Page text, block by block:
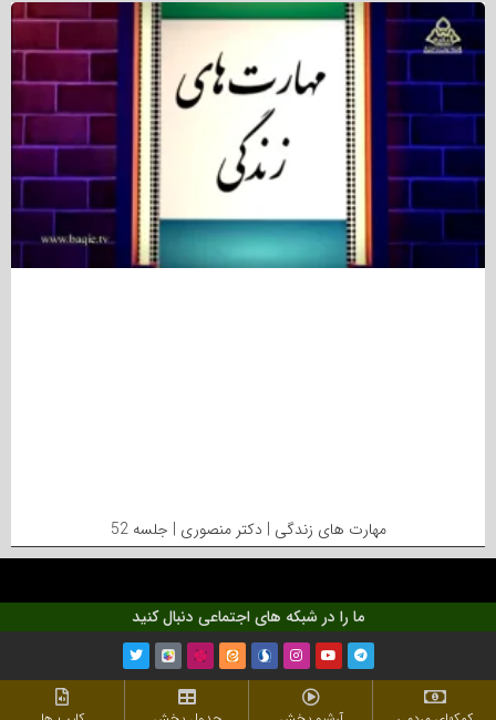
مهارت های زندگی | دکتر منصوری | جلسه 52
ما را در شبکه های اجتماعی دنبال کنید